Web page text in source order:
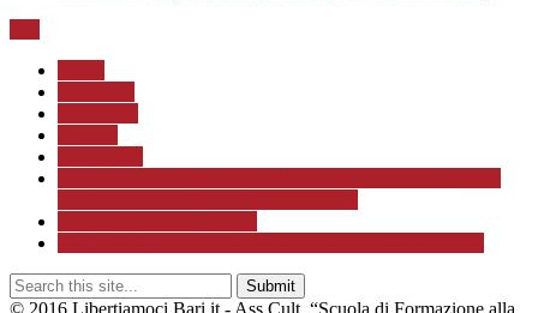
© 2016 Libertiamoci.Bari.it - Ass.Cult. “Scuola di Formazione alla